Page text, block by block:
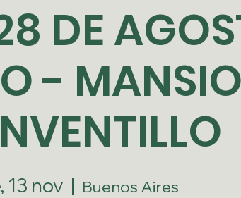
DE
-
13 nov
  |
Buenos Aires